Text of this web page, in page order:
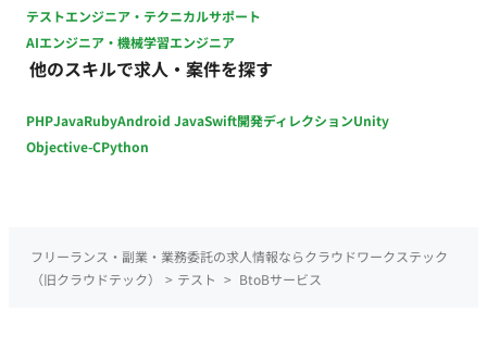
テストエンジニア・テクニカルサポート
AIエンジニア・機械学習エンジニア
他のスキルで求人・案件を探す
PHPJavaRubyAndroid JavaSwift開発ディレクションUnity
Objective-CPython
フリーランス・副業・業務委託の求人情報ならクラウドワークステック
（旧クラウドテック）
> テスト > BtoBサービス